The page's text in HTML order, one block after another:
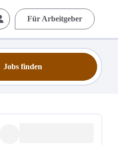
Für Arbeitgeber
Jobs finden